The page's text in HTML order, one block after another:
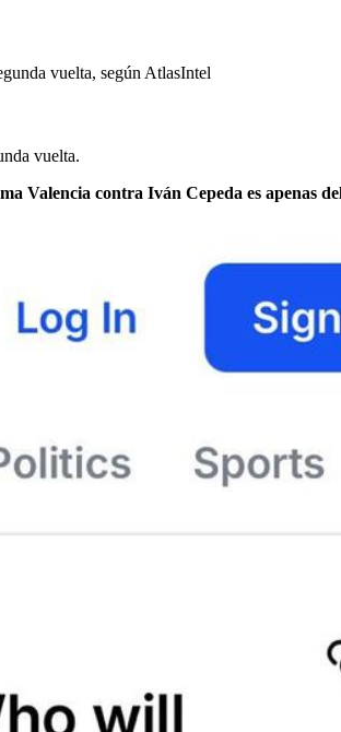
vuelta, según AtlasIntel
vuelta.
Valencia contra Iván Cepeda es apenas